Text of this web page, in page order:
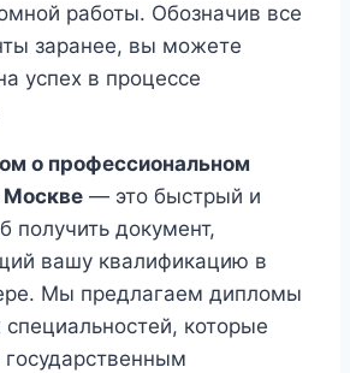
работы. Обозначив все
заранее, вы можете
успех в процессе
о профессиональном
Москве — это быстрый и
получить документ,
вашу квалификацию в
Мы предлагаем дипломы
которые
государственным